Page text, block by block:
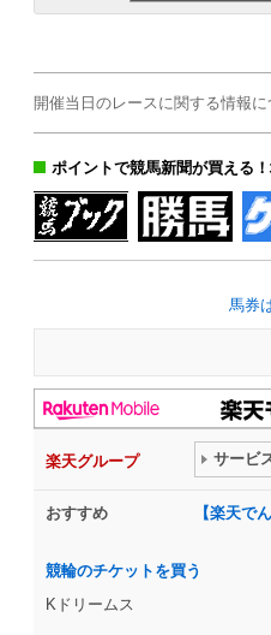
開催当日のレースに関する情報
ポイントで競馬新聞が買える
馬券
楽天グループ サービ
おすすめ 【楽天で
競輪のチケットを買う
Kドリームス